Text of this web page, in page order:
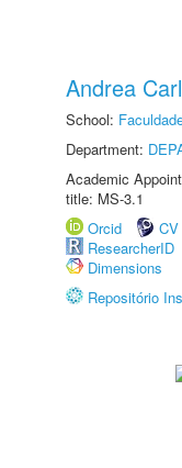
Andrea
School:
Department:
Academic
title: MS-3.1
Orcid
ResearcherID
Dimensions
Repositório